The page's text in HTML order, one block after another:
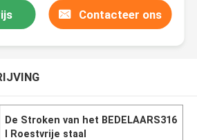
Contacteer ons
De Stroken van het BEDELAARS316
l Roestvrije staal